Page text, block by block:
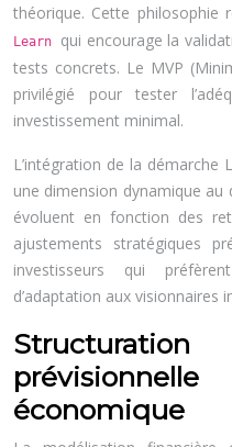
théorique. Cette philosophie
Learn qui encourage la
tests concrets. Le MVP
privilégié pour tester
investissement minimal.
L’intégration de la démarche
une dimension dynamique
évoluent en fonction des
ajustements stratégiques
investisseurs qui
d’adaptation aux visionnaires
économique